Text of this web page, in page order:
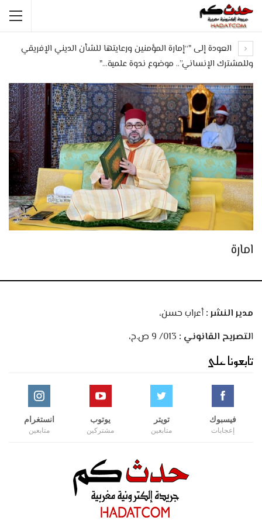
العودة إلى "“إمارة المؤمنين ورعايتها للشأن الديني الإفريقي
وللمشترك الإنساني”.. موضوع ندوة علمية…"
امارة
مدير النشر :أعراب حسن،
التصريح القانوني :
تابعونا على
فيسبوك
إعجابات
تويتر
متابعين
يوتوب
مشتركين
انستغرام
متابعين